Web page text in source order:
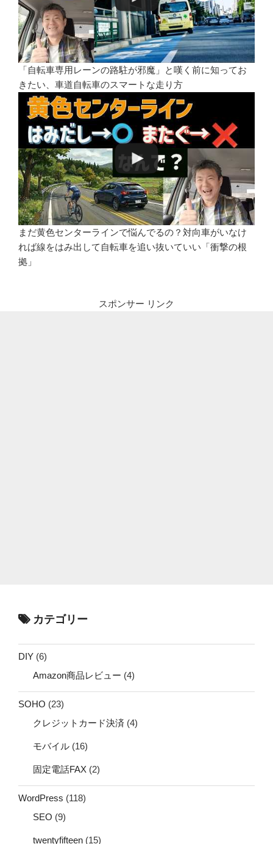
「自転車専用レーンの路駐が邪魔」と嘆く前に知ってお
きたい、車道自転車のスマートな走り方
まだ黄色センターラインで悩んでるの？対向車がいなけ
れば線をはみ出して自転車を追い抜いていい「衝撃の根
拠」
スポンサー リンク
カテゴリー
DIY (6)
Amazon商品レビュー (4)
SOHO (23)
クレジットカード決済 (4)
モバイル (16)
固定電話FAX (2)
WordPress (118)
SEO (9)
twentyfifteen (15)